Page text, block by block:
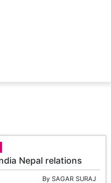
Nepal relations
By SAGAR SURAJ